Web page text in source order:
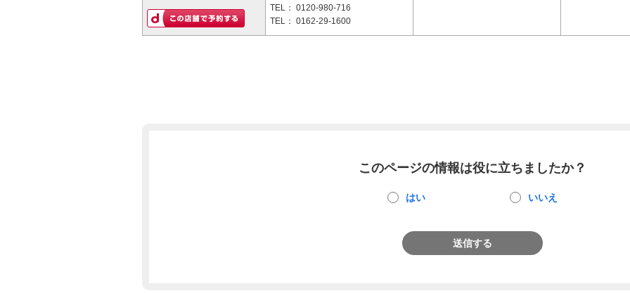
TEL： 0120-980-716
TEL： 0162-29-1600
このページの情報は役に立ちましたか？
はい いいえ
送信する